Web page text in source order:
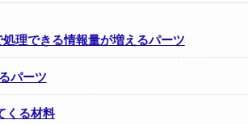
理できる情報量が増えるパーツ
パーツ
くる材料